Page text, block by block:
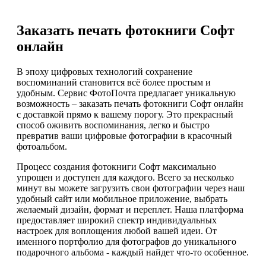
Заказать печать фотокниги Софт
онлайн
В эпоху цифровых технологий сохранение
воспоминаний становится всё более простым и
удобным. Сервис ФотоПочта предлагает уникальную
возможность – заказать печать фотокниги Софт онлайн
с доставкой прямо к вашему порогу. Это прекрасный
способ оживить воспоминания, легко и быстро
превратив ваши цифровые фотографии в красочный
фотоальбом.
Процесс создания фотокниги Софт максимально
упрощен и доступен для каждого. Всего за несколько
минут вы можете загрузить свои фотографии через наш
удобный сайт или мобильное приложение, выбрать
желаемый дизайн, формат и переплет. Наша платформа
предоставляет широкий спектр индивидуальных
настроек для воплощения любой вашей идеи. От
именного портфолио для фотографов до уникального
подарочного альбома - каждый найдет что-то особенное.